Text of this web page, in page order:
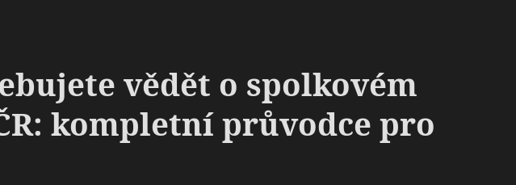
vědět o spolkovém
kompletní průvodce pro